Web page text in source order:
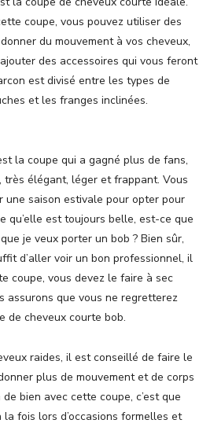
coupe, vous pouvez utiliser des
du mouvement à vos cheveux,
des accessoires qui vous feront
est divisé entre les types de
et les franges inclinées.
la coupe qui a gagné plus de fans,
très élégant, léger et frappant. Vous
une saison estivale pour opter pour
qu’elle est toujours belle, est-ce que
je veux porter un bob ? Bien sûr,
d’aller voir un bon professionnel, il
coupe, vous devez le faire à sec
assurons que vous ne regretterez
de cheveux courte bob.
raides, il est conseillé de faire le
plus de mouvement et de corps
de bien avec cette coupe, c’est que
fois lors d’occasions formelles et